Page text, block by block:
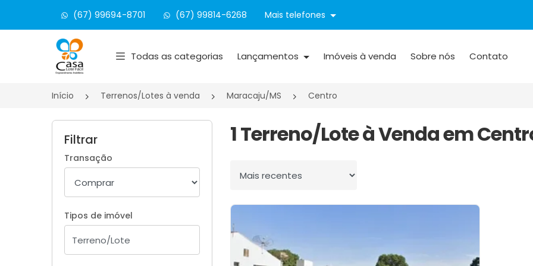
(67) 99694-8701 (67) 99814-6268 Mais telefones
Página inicial
Todas as categorias Lançamentos Imóveis à venda Sobre nós Contato
Início Terrenos/Lotes à venda Maracaju/MS Centro
Filtrar
Transação
Tipos de imóvel
1 Terreno/Lote à Venda em
Ordenar por